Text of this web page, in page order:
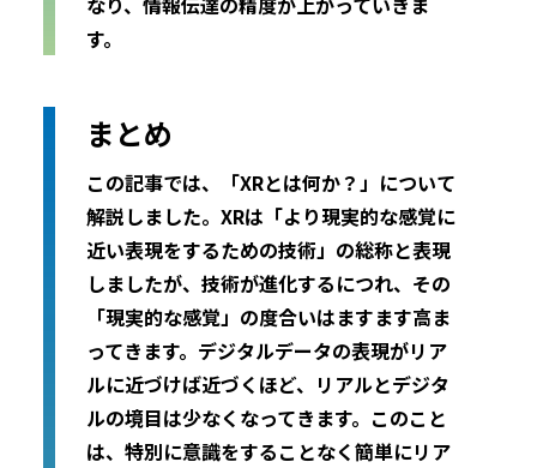
す。
まとめ
この記事では、「XRとは何か？」について
解説しました。XRは「より現実的な感覚に
近い表現をするための技術」の総称と表現
しましたが、技術が進化するにつれ、その
「現実的な感覚」の度合いはますます高ま
ってきます。デジタルデータの表現がリア
ルに近づけば近づくほど、リアルとデジタ
ルの境目は少なくなってきます。このこと
は、特別に意識をすることなく簡単にリア